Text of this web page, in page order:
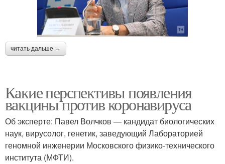
читать дальше →
Какие перспективы появления
вакцины против коронавируса
Об эксперте: Павел Волчков — кандидат биологических
наук, вирусолог, генетик, заведующий Лабораторией
геномной инженерии Московского физико-технического
института (МФТИ).